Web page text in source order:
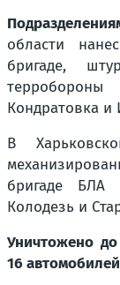
области
бригаде,
Кондратовка и
В
бригаде БЛА
Колодезь и
Уничтожено
16